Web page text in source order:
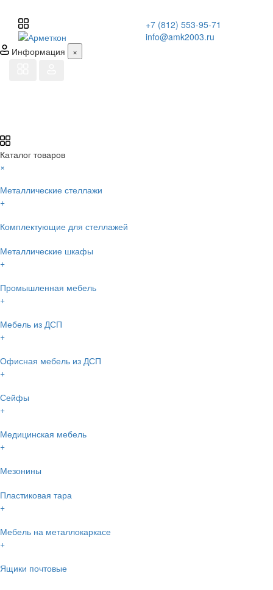
+7 (812) 553-95-71
info@amk2003.ru
Информация
×
Каталог товаров
×
Металлические стеллажи
+
Комплектующие для стеллажей
Металлические шкафы
+
Промышленная мебель
+
Мебель из ДСП
+
Офисная мебель из ДСП
+
Сейфы
+
Медицинская мебель
+
Мезонины
Пластиковая тара
+
Мебель на металлокаркасе
+
Ящики почтовые